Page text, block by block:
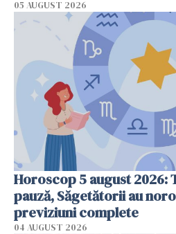
05 AUGUST 2026
Horoscop 5 august 2026:
pauză, Săgetătorii au
previziuni complete
04 AUGUST 2026